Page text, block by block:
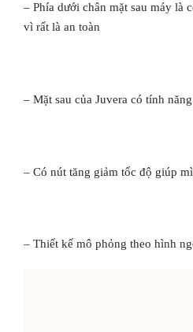
– Phía dưới chân mặt sau máy là
vì rất là an toàn
– Mặt sau của Juvera có tính
– Có nút tăng giảm tốc độ giúp
– Thiết kế mô phỏng theo hình